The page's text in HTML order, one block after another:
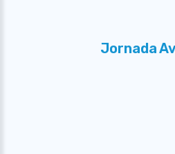
Jornada